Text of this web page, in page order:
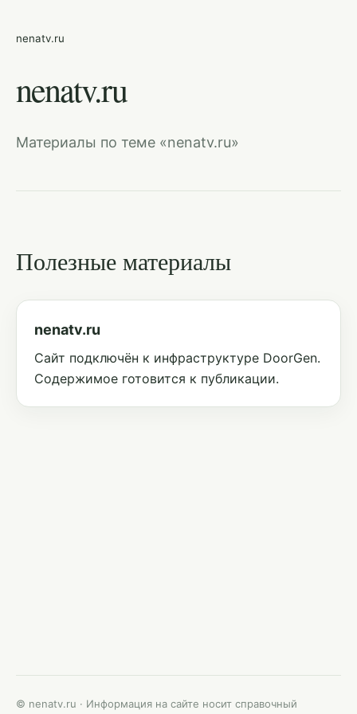
nenatv.ru
nenatv.ru
Материалы по теме «nenatv.ru»
Полезные материалы
nenatv.ru
Сайт подключён к инфраструктуре DoorGen.
Содержимое готовится к публикации.
© nenatv.ru · Информация на сайте носит справочный